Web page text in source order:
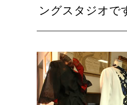
ングスタジオで